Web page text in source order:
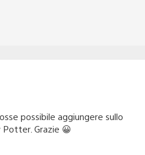
possibile aggiungere sullo
Potter. Grazie 😀